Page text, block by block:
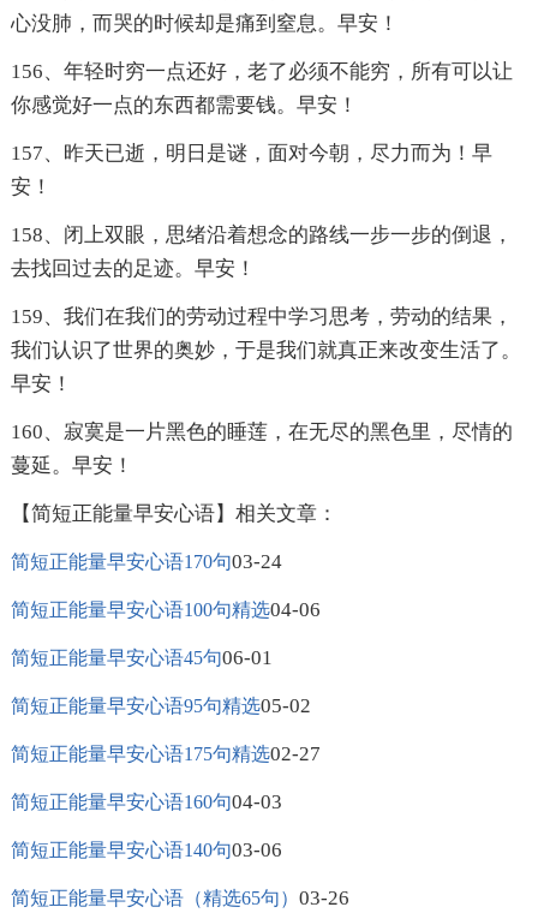
心没肺，而哭的时候却是痛到窒息。早安！
156、年轻时穷一点还好，老了必须不能穷，所有可以让
你感觉好一点的东西都需要钱。早安！
157、昨天已逝，明日是谜，面对今朝，尽力而为！早
安！
158、闭上双眼，思绪沿着想念的路线一步一步的倒退，
去找回过去的足迹。早安！
159、我们在我们的劳动过程中学习思考，劳动的结果，
我们认识了世界的奥妙，于是我们就真正来改变生活了。
早安！
160、寂寞是一片黑色的睡莲，在无尽的黑色里，尽情的
蔓延。早安！
【简短正能量早安心语】相关文章：
简短正能量早安心语170句03-24
简短正能量早安心语100句精选04-06
简短正能量早安心语45句06-01
简短正能量早安心语95句精选05-02
简短正能量早安心语175句精选02-27
简短正能量早安心语160句04-03
简短正能量早安心语140句03-06
简短正能量早安心语（精选65句） 03-26